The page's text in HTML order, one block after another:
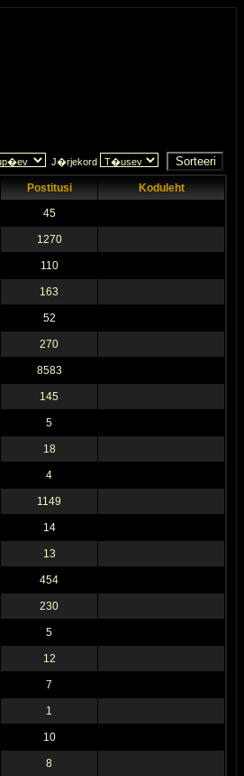
J�rjekord
Postitusi
Koduleht
45
1270
110
163
52
270
8583
145
5
18
4
1149
14
13
454
230
5
12
7
1
10
8